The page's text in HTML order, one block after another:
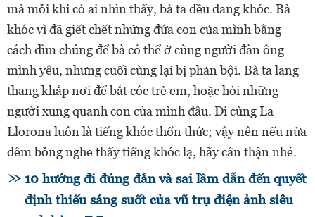
mà mỗi khi có ai nhìn thấy, bà ta đều đang khóc. Bà
khóc vì đã giết chết những đứa con của mình bằng
cách dìm chúng để bà có thể ở cùng người đàn ông
mình yêu, nhưng cuối cùng lại bị phản bội. Bà ta lang
thang khắp nơi để bắt cóc trẻ em, hoặc hỏi những
người xung quanh con của mình đâu. Đi cùng La
Llorona luôn là tiếng khóc thổn thức; vậy nên nếu nửa
đêm bỗng nghe thấy tiếng khóc lạ, hãy cẩn thận nhé.
10 hướng đi đúng đắn và sai lầm dẫn đến quyết
định thiếu sáng suốt của vũ trụ điện ảnh siêu